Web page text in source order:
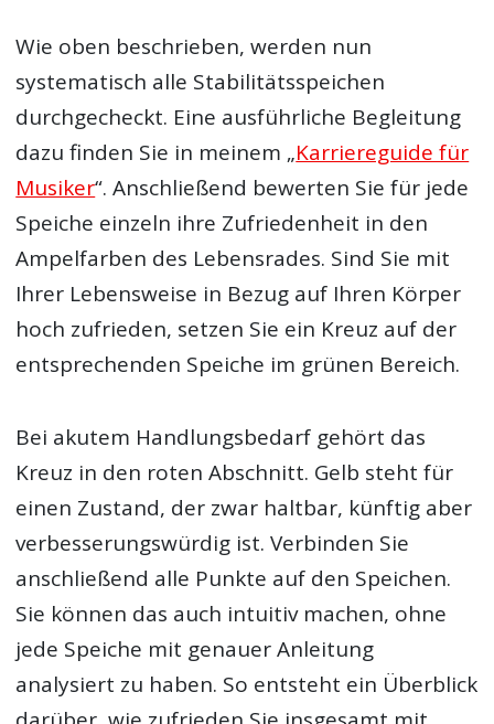
Wie oben beschrieben, werden nun
systematisch alle Stabilitätsspeichen
durchgecheckt. Eine ausführliche Begleitung
dazu finden Sie in meinem „Karriereguide für
Musiker“. Anschließend bewerten Sie für jede
Speiche einzeln ihre Zufriedenheit in den
Ampelfarben des Lebensrades. Sind Sie mit
Ihrer Lebensweise in Bezug auf Ihren Körper
hoch zufrieden, setzen Sie ein Kreuz auf der
entsprechenden Speiche im grünen Bereich.
Bei akutem Handlungsbedarf gehört das
Kreuz in den roten Abschnitt. Gelb steht für
einen Zustand, der zwar haltbar, künftig aber
verbesserungswürdig ist. Verbinden Sie
anschließend alle Punkte auf den Speichen.
Sie können das auch intuitiv machen, ohne
jede Speiche mit genauer Anleitung
analysiert zu haben. So entsteht ein Überblick